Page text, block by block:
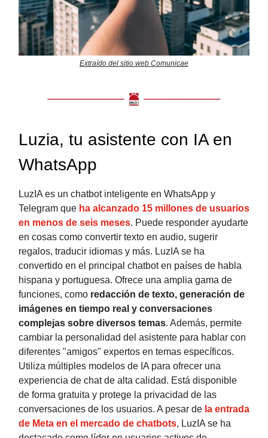
Extraído del sitio web Comunicae
Luzia, tu asistente con IA en
WhatsApp
LuzIA es un chatbot inteligente en WhatsApp y
Telegram que ha alcanzado 15 millones de usuarios
en menos de seis meses. Puede responder ayudarte
en cosas como convertir texto en audio, sugerir
regalos, traducir idiomas y más. LuzIA se ha
convertido en el principal chatbot en países de habla
hispana y portuguesa. Ofrece una amplia gama de
funciones, como redacción de texto, generación de
imágenes en tiempo real y conversaciones
complejas sobre diversos temas. Además, permite
cambiar la personalidad del asistente para hablar con
diferentes "amigos" expertos en temas específicos.
Utiliza múltiples modelos de IA para ofrecer una
experiencia de chat de alta calidad. Está disponible
de forma gratuita y protege la privacidad de las
conversaciones de los usuarios. A pesar de la entrada
de Meta en el mercado de chatbots, LuzIA se ha